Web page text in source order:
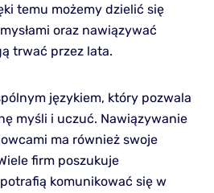
temu możemy dzielić się
oraz nawiązywać
trwać przez lata.
językiem, który pozwala
myśli i uczuć. Nawiązywanie
ma również swoje
firm poszukuje
komunikować się w